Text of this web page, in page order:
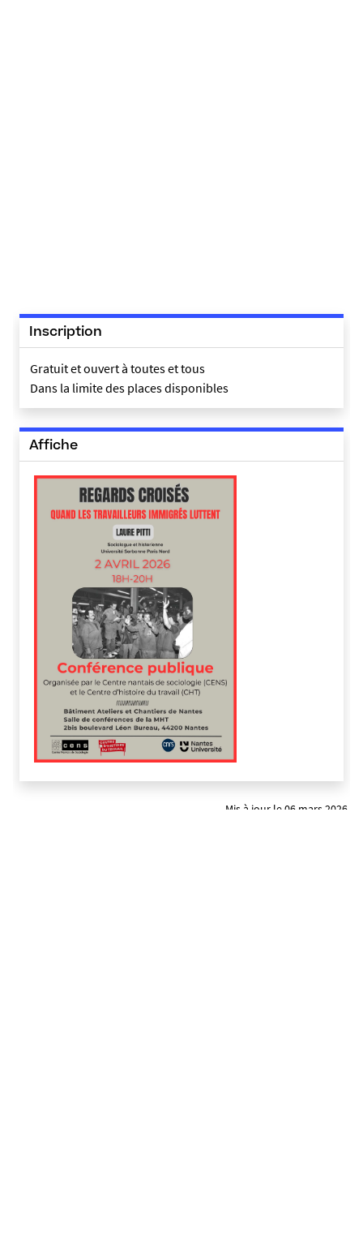
Inscription
Gratuit et ouvert à toutes et tous
Dans la limite des places disponibles
Affiche
Mis à jour le 06 mars 2026.